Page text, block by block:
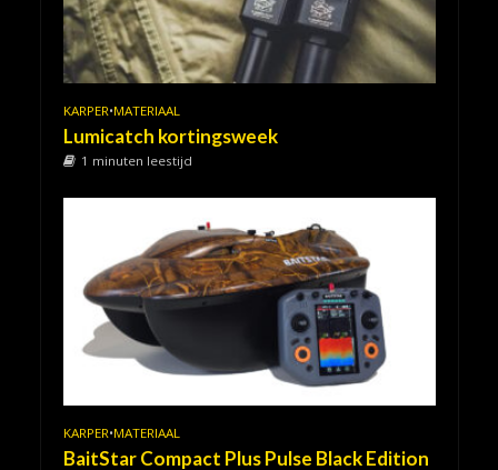
KARPER•MATERIAAL
Lumicatch kortingsweek
1 minuten leestijd
KARPER•MATERIAAL
BaitStar Compact Plus Pulse Black Edition